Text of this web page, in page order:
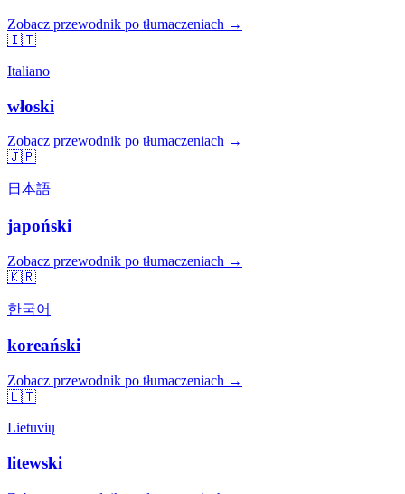
Zobacz przewodnik po tłumaczeniach →
🇮🇹
Italiano
włoski
Zobacz przewodnik po tłumaczeniach →
🇯🇵
日本語
japoński
Zobacz przewodnik po tłumaczeniach →
🇰🇷
한국어
koreański
Zobacz przewodnik po tłumaczeniach →
🇱🇹
Lietuvių
litewski